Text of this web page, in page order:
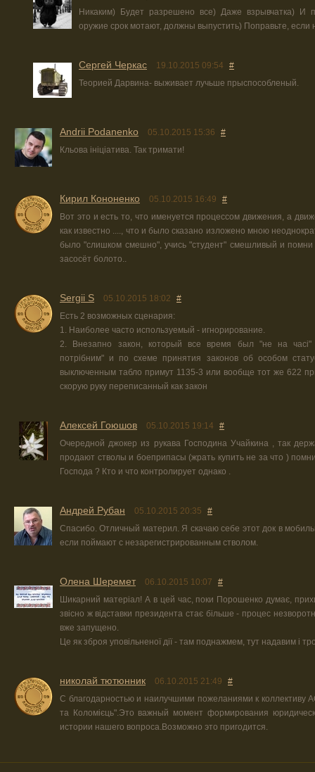
Никаким) Будет разрешено все) Даже взрывчатка) И
оружие срок мотают, должны выпустить) Поправьте, если
Сергей Черкас 19.10.2015 09:54
#
Теорией Дарвина- выживает лучьше прыспособленый.
Andrii Podanenko 05.10.2015 15:36
#
Кльова ініціатива. Так тримати!
Кирил Кононенко 05.10.2015 16:49
#
Вот это и есть то, что именуется процессом движения, а
как известно ...., что и было сказано изложено мною
было "слишком смешно", учись "студент" смешливый и помни
засосёт болото..
Sergii S 05.10.2015 18:02
#
Есть 2 возможных сценария:
1. Наиболее часто используемый - игнорирование.
2. Внезапно закон, который все время был "не на часі"
потрібним" и по схеме принятия законов об особом
выключенным табло примут 1135-3 или вообще тот же 622
скорую руку переписанный как закон
Алексей Гоюшов 05.10.2015 19:14
#
Очередной джокер из рукава Господина Учайкина , так
продают стволы и боеприпасы (жрать купить не за что )
Господа ? Кто и что контролирует однако .
Андрей Рубан 05.10.2015 20:35
#
Спасибо. Отличный материл. Я скачаю себе этот док в
если поймают с незарегистрированным стволом.
Олена Шеремет 06.10.2015 10:07
#
Шикарний матеріал! А в цей час, поки Порошенко думає,
звісно ж відставки президента стає більше - процес
вже запущено.
Це як зброя уповільненої дії - там поднажмем, тут надавим і
николай тютюнник 06.10.2015 21:49
#
С благодарностью и наилучшими пожеланиями к коллективу
та Коломієць".Это важный момент формирования
истории нашего вопроса.Возможно это пригодится.